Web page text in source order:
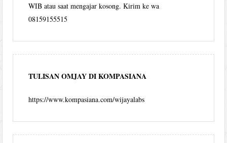
WIB atau saat mengajar kosong. Kirim ke wa
08159155515
TULISAN OMJAY DI KOMPASIANA
https://www.kompasiana.com/wijayalabs